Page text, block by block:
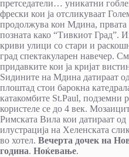
претседатели… уникатни
фрески кои ја отсликуваат
продолжува кон Мдина,
позната како “Тивкиот Град”.
криви улици со стари и
град спектакуларен навечер.
придавките кои ја кријат
Ѕидините на Мдина датираат
плоштад стои барокна
катакомбите St.Paul, подземни
користеле се до 4 век.
Римската Вила кои датираат
илустрација на Хеленската
во хотел. Вечерта дочек на
година. Ноќевање.